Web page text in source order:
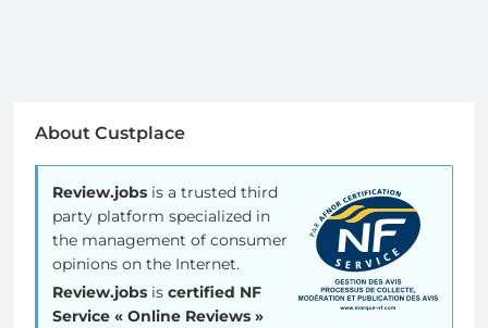
About Custplace
Review.jobs is a trusted third
party platform specialized in
the management of consumer
opinions on the Internet.
Review.jobs is certified NF
Service « Online Reviews »